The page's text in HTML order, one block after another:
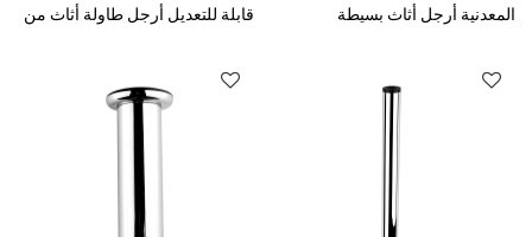
المعدنية أرجل أثاث بسيطة
قابلة للتعديل أرجل طاولة أثاث من